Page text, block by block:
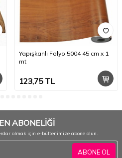
Yapışkanlı Folyo 5004 45 cm x 1
mt
123,75TL
ABONELİĞİ
olmak için e-bültenimize abone olun.
ABONE OL